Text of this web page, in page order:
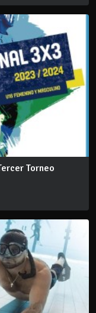
Torneo